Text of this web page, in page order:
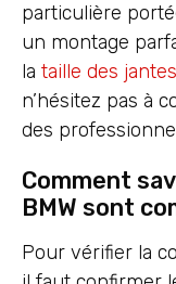
particulière
un montage
la taille des
n’hésitez pas à
des
Comment
BMW sont
Pour vérifier la